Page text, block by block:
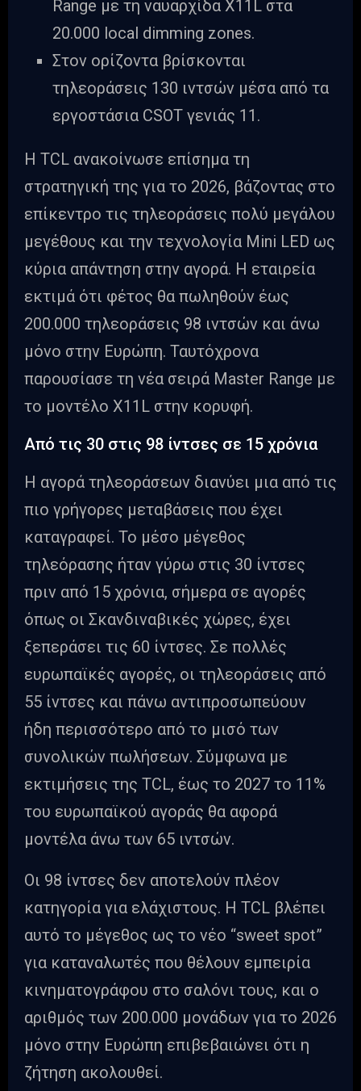
Range με τη ναυαρχίδα X11L στα
20.000 local dimming zones.
Στον ορίζοντα βρίσκονται
τηλεοράσεις 130 ιντσών μέσα από τα
εργοστάσια CSOT γενιάς 11.
Η TCL ανακοίνωσε επίσημα τη
στρατηγική της για το 2026, βάζοντας στο
επίκεντρο τις τηλεοράσεις πολύ μεγάλου
μεγέθους και την τεχνολογία Mini LED ως
κύρια απάντηση στην αγορά. Η εταιρεία
εκτιμά ότι φέτος θα πωληθούν έως
200.000 τηλεοράσεις 98 ιντσών και άνω
μόνο στην Ευρώπη. Ταυτόχρονα
παρουσίασε τη νέα σειρά Master Range με
το μοντέλο X11L στην κορυφή.
Από τις 30 στις 98 ίντσες σε 15 χρόνια
Η αγορά τηλεοράσεων διανύει μια από τις
πιο γρήγορες μεταβάσεις που έχει
καταγραφεί. Το μέσο μέγεθος
τηλεόρασης ήταν γύρω στις 30 ίντσες
πριν από 15 χρόνια, σήμερα σε αγορές
όπως οι Σκανδιναβικές χώρες, έχει
ξεπεράσει τις 60 ίντσες. Σε πολλές
ευρωπαϊκές αγορές, οι τηλεοράσεις από
55 ίντσες και πάνω αντιπροσωπεύουν
ήδη περισσότερο από το μισό των
συνολικών πωλήσεων. Σύμφωνα με
εκτιμήσεις της TCL, έως το 2027 το 11%
του ευρωπαϊκού αγοράς θα αφορά
μοντέλα άνω των 65 ιντσών.
Οι 98 ίντσες δεν αποτελούν πλέον
κατηγορία για ελάχιστους. Η TCL βλέπει
αυτό το μέγεθος ως το νέο “sweet spot”
για καταναλωτές που θέλουν εμπειρία
κινηματογράφου στο σαλόνι τους, και ο
αριθμός των 200.000 μονάδων για το 2026
μόνο στην Ευρώπη επιβεβαιώνει ότι η
ζήτηση ακολουθεί.